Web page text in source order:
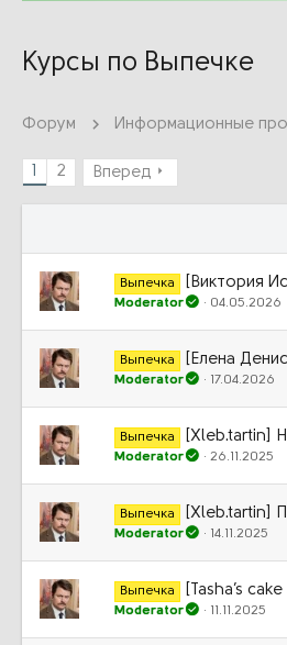
Курсы по Выпечке
Форум Информационные
2 Вперед
Выпечка [Виктория
Moderator 04.05.2026
Выпечка [Елена
Moderator 17.04.2026
Выпечка [Xleb.tartin]
Moderator 26.11.2025
Выпечка [Xleb.tartin]
Moderator 14.11.2025
Выпечка [Tasha’s
Moderator 11.11.2025